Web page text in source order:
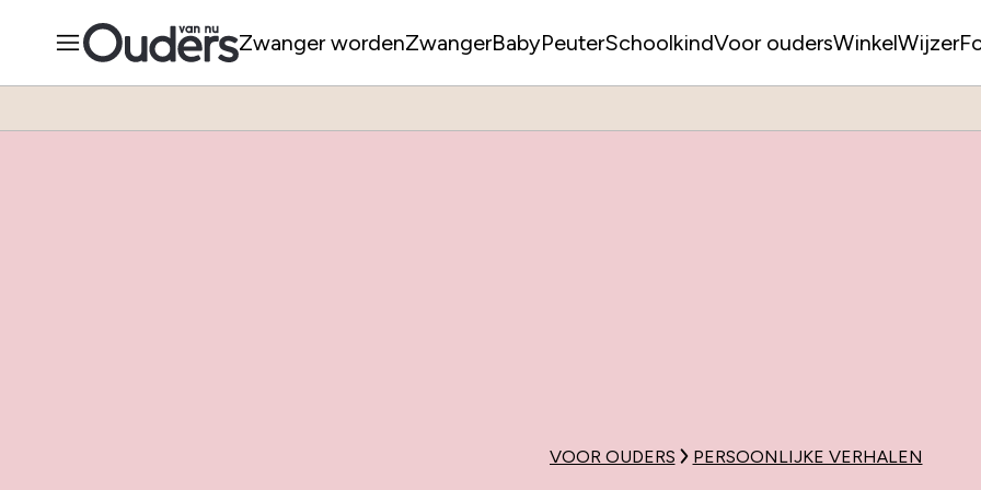
Zwanger wordenZwangerBabyPeuterSchoolkindVoor oudersWinkelWijzer
VOOR OUDERS PERSOONLIJKE VERHALEN